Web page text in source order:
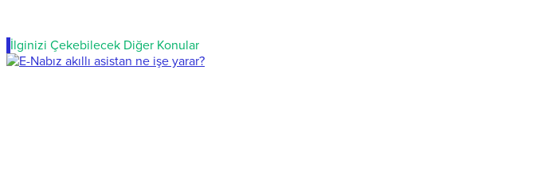
İlginizi Çekebilecek Diğer Konular